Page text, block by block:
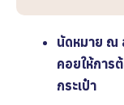
นัดหมาย ณ
คอยให้การ
กระเป๋า